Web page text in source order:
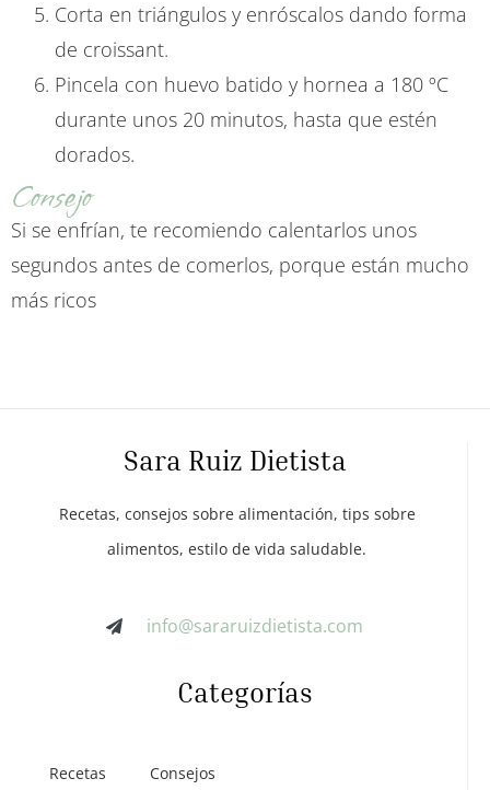
Corta en triángulos y enróscalos dando forma
de croissant.
Pincela con huevo batido y hornea a 180 ºC
durante unos 20 minutos, hasta que estén
dorados.
Consejo
Si se enfrían, te recomiendo calentarlos unos
segundos antes de comerlos, porque están mucho
más ricos
Sara Ruiz Dietista
Recetas, consejos sobre alimentación, tips sobre
alimentos, estilo de vida saludable.
info@sararuizdietista.com
Categorías
Recetas Consejos